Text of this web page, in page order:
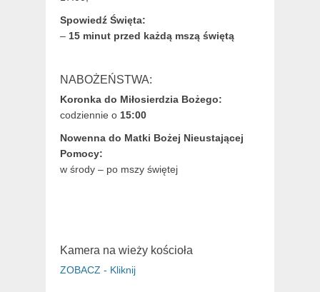
Spowiedź Święta:
– 15 minut przed każdą mszą świętą
NABOŻEŃSTWA:
Koronka do Miłosierdzia Bożego:
codziennie o 15:00
Nowenna do Matki Bożej Nieustającej
Pomocy:
w środy – po mszy świętej
Kamera na wieży kościoła
ZOBACZ - Kliknij